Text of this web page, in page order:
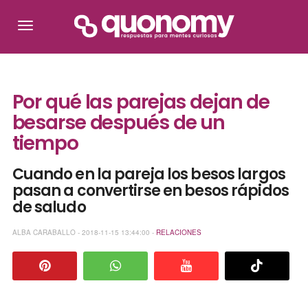
Por qué las parejas dejan de
besarse después de un
tiempo
Cuando en la pareja los besos largos
pasan a convertirse en besos rápidos
de saludo
ALBA CARABALLO - 2018-11-15 13:44:00 - RELACIONES